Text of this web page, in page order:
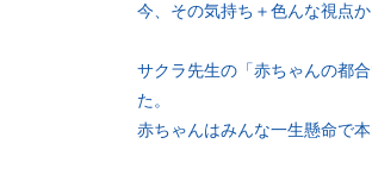
今、その気持ち＋色んな視点
サクラ先生の「赤ちゃんの都
た。
赤ちゃんはみんな一生懸命で